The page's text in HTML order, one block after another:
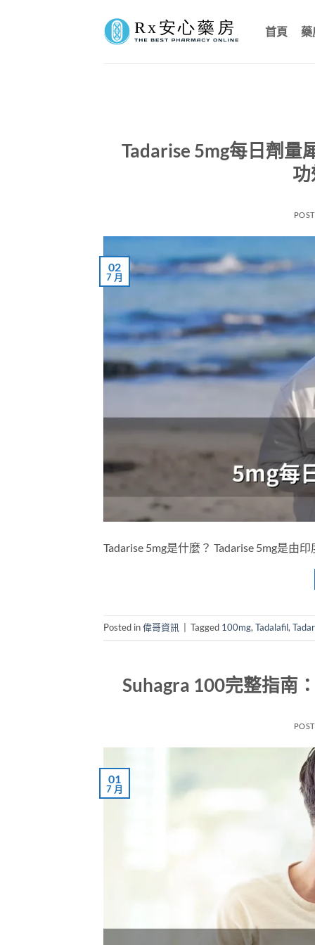
首頁
Tadarise 5mg每日劑量
02
7 月
Tadarise 5mg是什麼？ Tadarise 5mg是由
Posted in偉哥資訊 Tagged 100mg, Tadalafil,
Suhagra 100完整指南
01
7 月